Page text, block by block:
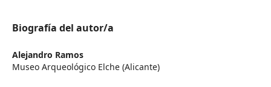
Biografía del autor/a
Alejandro Ramos
Museo Arqueológico Elche (Alicante)